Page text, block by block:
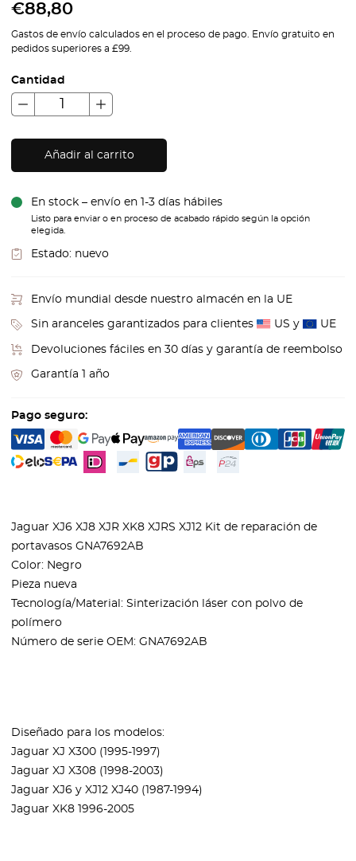
€88,80
Gastos de envío calculados en el proceso de pago. Envío gratuito en
pedidos superiores a £99.
Cantidad
Añadir al carrito
En stock – envío en 1-3 días hábiles
Listo para enviar o en proceso de acabado rápido según la opción
elegida.
Estado: nuevo
Envío mundial desde nuestro almacén en la UE
Sin aranceles garantizados para clientes US y UE
Devoluciones fáciles en 30 días y garantía de reembolso
Garantía 1 año
Pago seguro:
Jaguar XJ6 XJ8 XJR XK8 XJRS XJ12 Kit de reparación de
portavasos GNA7692AB
Color: Negro
Pieza nueva
Tecnología/Material: Sinterización láser con polvo de
polímero
Número de serie OEM: GNA7692AB
Diseñado para los modelos:
Jaguar XJ X300 (1995-1997)
Jaguar XJ X308 (1998-2003)
Jaguar XJ6 y XJ12 XJ40 (1987-1994)
Jaguar XK8 1996-2005